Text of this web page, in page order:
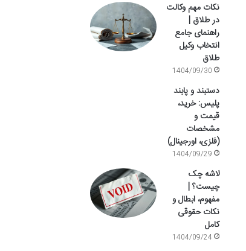
نکات مهم وکالت
در طلاق |
راهنمای جامع
انتخاب وکیل
طلاق
1404/09/30
دستبند و پابند
پلیس: خرید،
قیمت و
مشخصات
(فلزی، اورجینال)
1404/09/29
لاشه چک
چیست؟ |
مفهوم، ابطال و
نکات حقوقی
کامل
1404/09/24